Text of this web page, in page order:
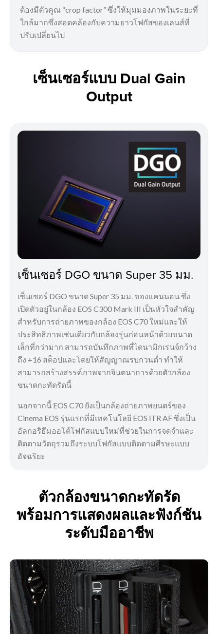
ต้องมีตัวคูณ “crop factor” ซึ่งให้มุมมองภาพในระยะที่
ใกล้มากซึ่งสอดคล้องกับความยาวโฟกัสของเลนส์ที่
ปรับเปลี่ยนไป
เซ็นเซอร์แบบ Dual Gain
Output
เซ็นเซอร์ DGO ขนาด Super 35 มม.
เซ็นเซอร์ DGO ขนาด Super 35 มม. ของแคนนอน ซึ่ง
เปิดตัวอยู่ในกล้อง EOS C300 Mark III เป็นหัวใจสำคัญ
สำหรับการถ่ายภาพของกล้อง EOS C70 ใหม่และให้
ประสิทธิภาพเช่นเดียวกับกล้องรุ่นก่อนหน้าด้วยขนาด
เล็กที่กว่ามาก สามารถบันทึกภาพที่ไดนามิกเรนจ์กว้าง
ถึง +16 สต็อปและโดยให้สัญญาณรบกวนต่ำ ทำให้
สามารถสร้างสรรค์ภาพจากจินตนาการด้วยตัวกล้อง
ขนาดกะทัดรัดนี้
นอกจากนี้ EOS C70 ยังเป็นกล้องถ่ายภาพยนตร์ของ
Cinema EOS รุ่นแรกที่มีเทคโนโลยี EOS iTR AF ซึ่งเป็น
อัลกอริธึมออโต้โฟกัสแบบใหม่ที่ช่วยในการจดจำและ
ติดตามวัตถุรวมถึงระบบโฟกัสแบบติดตามศีรษะแบบ
อัจฉริยะ
ตัวกล้องขนาดกะทัดรัด
พร้อมการแสดงผลและฟังก์ชัน
ระดับมืออาชีพ